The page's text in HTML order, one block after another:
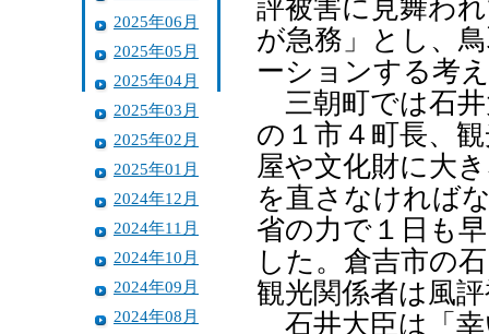
2025年06月
2025年05月
2025年04月
2025年03月
2025年02月
2025年01月
2024年12月
2024年11月
2024年10月
2024年09月
2024年08月
評被害に見舞わ
が急務」とし、
ーションする考
三朝町では石井
の１市４町長、
屋や文化財に大
を直さなければ
省の力で１日も
した。倉吉市の
観光関係者は風
石井大臣は「幸